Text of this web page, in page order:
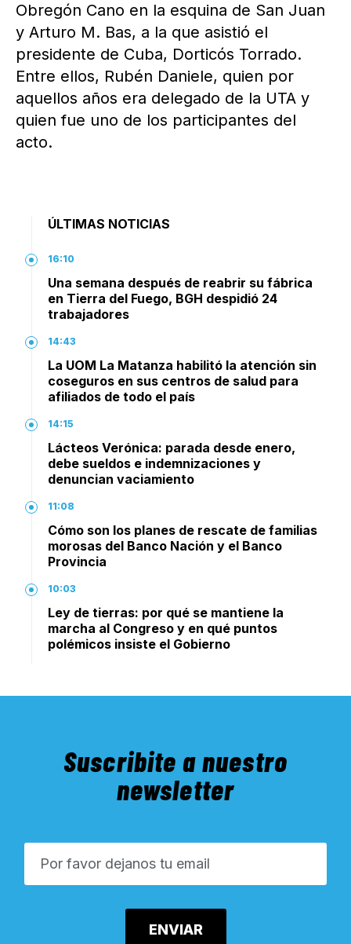
Obregón Cano en la esquina de San Juan
y Arturo M. Bas, a la que asistió el
presidente de Cuba, Dorticós Torrado.
Entre ellos, Rubén Daniele, quien por
aquellos años era delegado de la UTA y
quien fue uno de los participantes del
acto.
ÚLTIMAS NOTICIAS
16:10
Una semana después de reabrir su fábrica
en Tierra del Fuego, BGH despidió 24
trabajadores
14:43
La UOM La Matanza habilitó la atención sin
coseguros en sus centros de salud para
afiliados de todo el país
14:15
Lácteos Verónica: parada desde enero,
debe sueldos e indemnizaciones y
denuncian vaciamiento
11:08
Cómo son los planes de rescate de familias
morosas del Banco Nación y el Banco
Provincia
10:03
Ley de tierras: por qué se mantiene la
marcha al Congreso y en qué puntos
polémicos insiste el Gobierno
Suscribite a nuestro
newsletter